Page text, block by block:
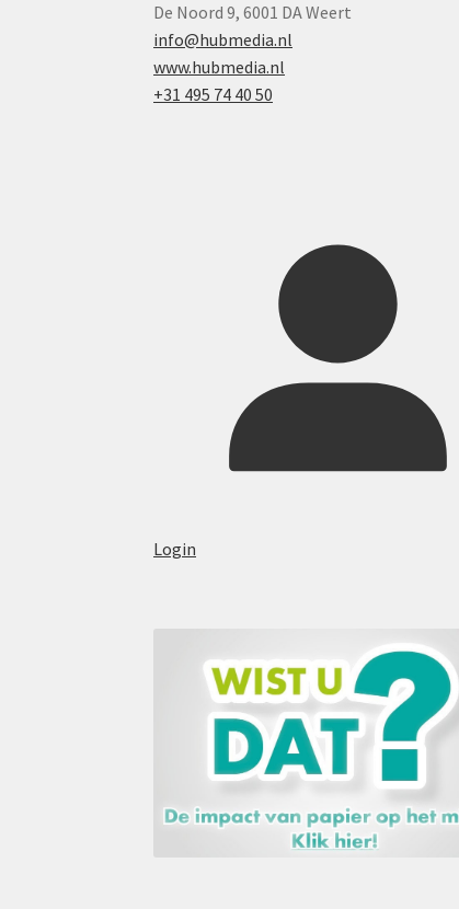
De Noord 9, 6001 DA Weert
info@hubmedia.nl
www.hubmedia.nl
+31 495 74 40 50
Login